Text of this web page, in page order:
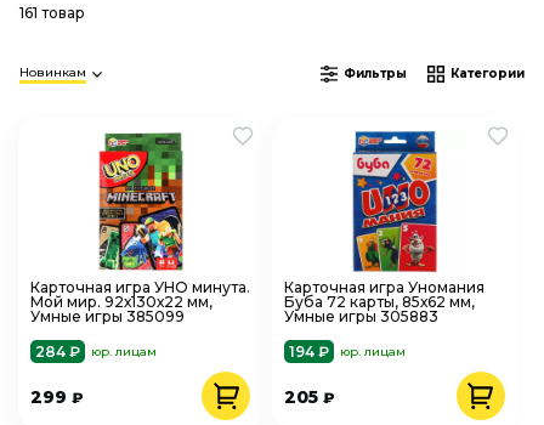
161 товар
Новинкам Фильтры Категории
Карточная игра УНО минута.
Мой мир. 92х130х22 мм,
Умные игры 385099
284 ₽
юр. лицам
299 ₽
Карточная игра Уномания
Буба 72 карты, 85х62 мм,
Умные игры 305883
194 ₽
юр. лицам
205₽